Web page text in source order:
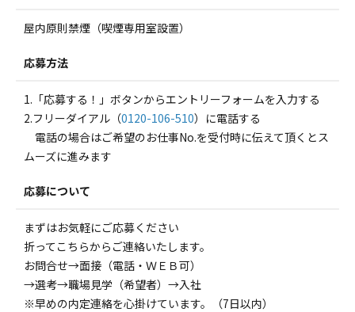
屋内原則禁煙（喫煙専用室設置）
応募方法
1.「応募する！」ボタンからエントリーフォームを入力する
2.フリーダイアル（0120-106-510）に電話する
電話の場合はご希望のお仕事No.を受付時に伝えて頂くとス
ムーズに進みます
応募について
まずはお気軽にご応募ください
折ってこちらからご連絡いたします。
お問合せ→面接（電話・ＷＥＢ可）
→選考→職場見学（希望者）→入社
※早めの内定連絡を心掛けています。（7日以内）